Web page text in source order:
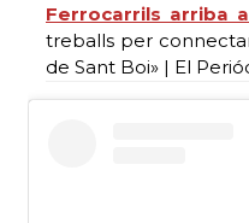
Ferrocarrils arriba
treballs per
de Sant Boi» | El